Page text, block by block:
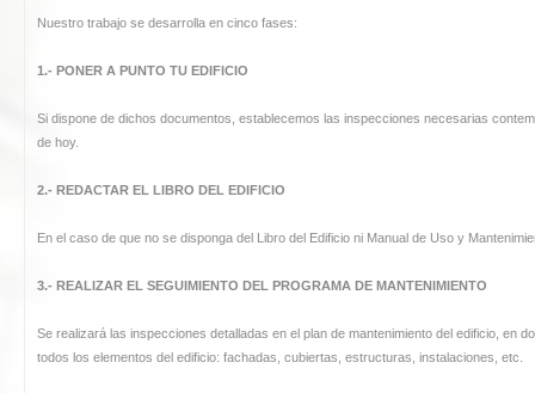
Nuestro trabajo se desarrolla en cinco fases:
1.- PONER A PUNTO TU EDIFICIO
Si dispone de dichos documentos, establecemos las inspecciones necesarias
de hoy.
2.- REDACTAR EL LIBRO DEL EDIFICIO
En el caso de que no se disponga del Libro del Edificio ni Manual de Uso y
3.- REALIZAR EL SEGUIMIENTO DEL PROGRAMA DE MANTENIMIENTO
Se realizará las inspecciones detalladas en el plan de mantenimiento del edificio, en
todos los elementos del edificio: fachadas, cubiertas, estructuras, instalaciones, etc.